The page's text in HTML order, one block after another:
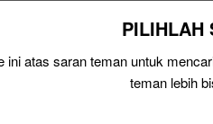
PILIHLAH
atas saran teman untuk
teman lebih